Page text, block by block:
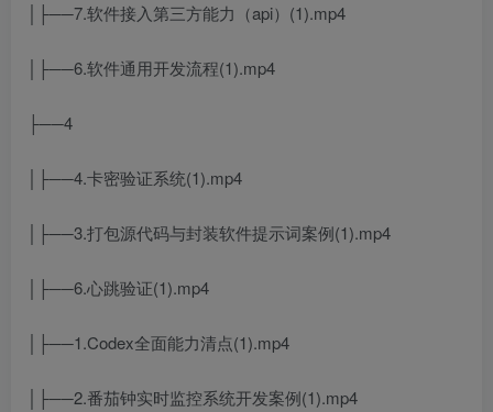
│├──7.软件接入第三方能力（api）(1).mp4
│├──6.软件通用开发流程(1).mp4
├──4
│├──4.卡密验证系统(1).mp4
│├──3.打包源代码与封装软件提示词案例(1).mp4
│├──6.心跳验证(1).mp4
│├──1.Codex全面能力清点(1).mp4
│├──2.番茄钟实时监控系统开发案例(1).mp4